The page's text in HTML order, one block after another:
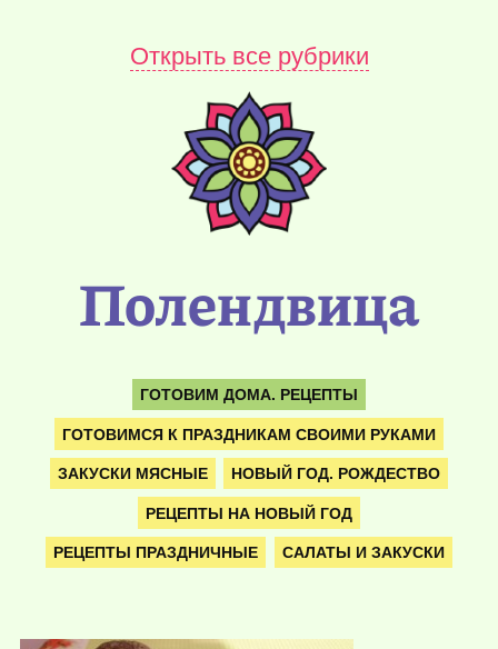
Открыть все рубрики
Полендвица
ГОТОВИМ ДОМА. РЕЦЕПТЫ
ГОТОВИМСЯ К ПРАЗДНИКАМ СВОИМИ РУКАМИ
ЗАКУСКИ МЯСНЫЕ НОВЫЙ ГОД. РОЖДЕСТВО
РЕЦЕПТЫ НА НОВЫЙ ГОД
РЕЦЕПТЫ ПРАЗДНИЧНЫЕ САЛАТЫ И ЗАКУСКИ